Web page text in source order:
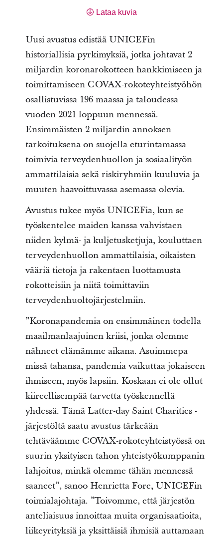
Lataa kuvia
Uusi avustus edistää UNICEFin
historiallisia pyrkimyksiä, jotka johtavat 2
miljardin koronarokotteen hankkimiseen ja
toimittamiseen COVAX-rokoteyhteistyöhön
osallistuvissa 196 maassa ja taloudessa
vuoden 2021 loppuun mennessä.
Ensimmäisten 2 miljardin annoksen
tarkoituksena on suojella eturintamassa
toimivia terveydenhuollon ja sosiaalityön
ammattilaisia sekä riskiryhmiin kuuluvia ja
muuten haavoittuvassa asemassa olevia.
Avustus tukee myös UNICEFia, kun se
työskentelee maiden kanssa vahvistaen
niiden kylmä- ja kuljetusketjuja, kouluttaen
terveydenhuollon ammattilaisia, oikaisten
vääriä tietoja ja rakentaen luottamusta
rokotteisiin ja niitä toimittaviin
terveydenhuoltojärjestelmiin.
”Koronapandemia on ensimmäinen todella
maailmanlaajuinen kriisi, jonka olemme
nähneet elämämme aikana. Asuimmepa
missä tahansa, pandemia vaikuttaa jokaiseen
ihmiseen, myös lapsiin. Koskaan ei ole ollut
kiireellisempää tarvetta työskennellä
yhdessä. Tämä Latter-day Saint Charities -
järjestöltä saatu avustus tärkeään
tehtäväämme COVAX-rokoteyhteistyössä on
suurin yksityisen tahon yhteistyökumppanin
lahjoitus, minkä olemme tähän mennessä
saaneet”, sanoo Henrietta Fore, UNICEFin
toimialajohtaja. ”Toivomme, että järjestön
anteliaisuus innoittaa muita organisaatioita,
liikeyrityksiä ja yksittäisiä ihmisiä auttamaan